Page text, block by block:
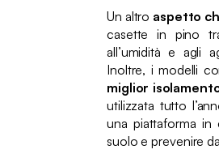
Un altro aspetto
casette in pino
all’umidità e agli
Inoltre, i modelli
miglior
utilizzata tutto
una piattaforma
suolo e prevenire